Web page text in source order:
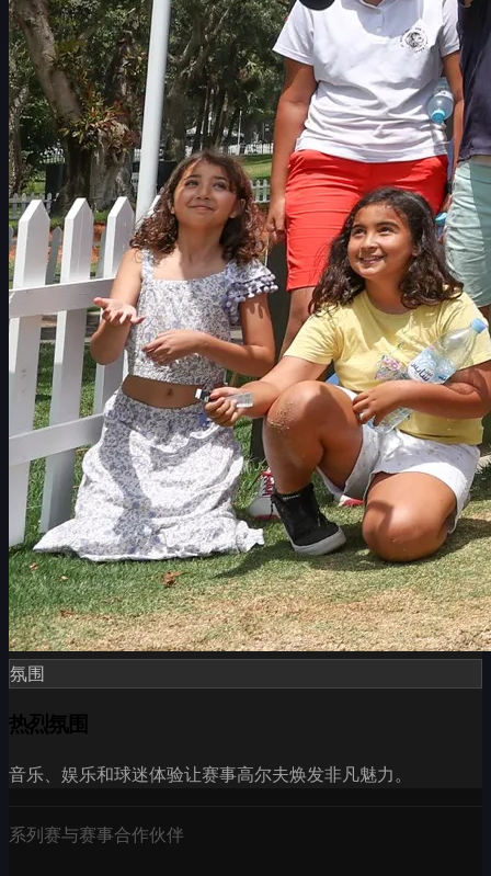
氛围
热烈氛围
音乐、娱乐和球迷体验让赛事高尔夫焕发非凡魅力。
系列赛与赛事合作伙伴